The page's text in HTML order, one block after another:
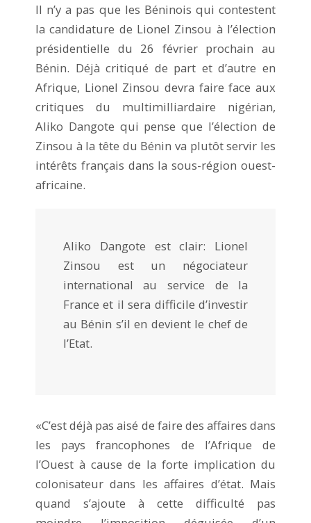
Il n’y a pas que les Béninois qui contestent
la candidature de Lionel Zinsou à l’élection
présidentielle du 26 février prochain au
Bénin. Déjà critiqué de part et d’autre en
Afrique, Lionel Zinsou devra faire face aux
critiques du multimilliardaire nigérian,
Aliko Dangote qui pense que l’élection de
Zinsou à la tête du Bénin va plutôt servir les
intérêts français dans la sous-région ouest-
africaine.
Aliko Dangote est clair: Lionel
Zinsou est un négociateur
international au service de la
France et il sera difficile d’investir
au Bénin s’il en devient le chef de
l’Etat.
«C’est déjà pas aisé de faire des affaires dans
les pays francophones de l’Afrique de
l’Ouest à cause de la forte implication du
colonisateur dans les affaires d’état. Mais
quand s’ajoute à cette difficulté pas